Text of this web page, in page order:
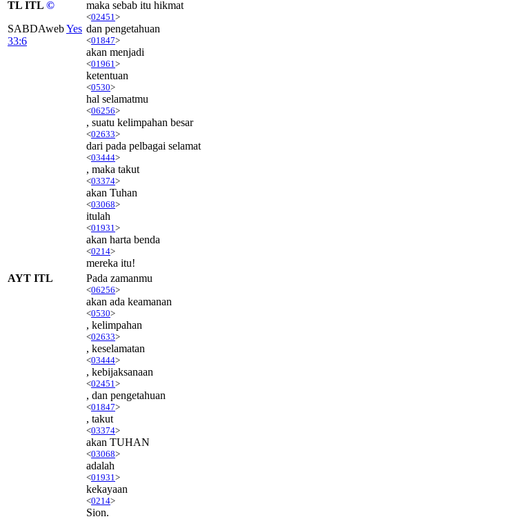
TL ITL ©
SABDAwebYes
33:6
maka sebab itu hikmat
<02451 >
dan pengetahuan
<01847>
akan menjadi
<01961 >
ketentuan
<0530>
hal selamatmu
<06256>
, suatu kelimpahan besar
<02633>
dari pada pelbagai selamat
<03444>
, maka takut
<03374>
akan Tuhan
<03068>
itulah
<01931 >
akan harta benda
<0214>
mereka itu!
AYT ITL
Pada zamanmu
<06256>
akan ada keamanan
<0530>
, kelimpahan
<02633>
, keselamatan
<03444>
, kebijaksanaan
<02451 >
, dan pengetahuan
<01847>
, takut
<03374>
akan TUHAN
<03068>
adalah
<01931 >
kekayaan
<0214>
Sion.